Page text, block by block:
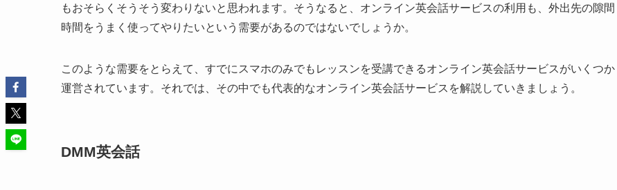
もおそらくそうそう変わりないと思われます。そうなると、オンライン英会話サービスの利用も、外出先の隙間
時間をうまく使ってやりたいという需要があるのではないでしょうか。
このような需要をとらえて、すでにスマホのみでもレッスンを受講できるオンライン英会話サービスがいくつか
運営されています。それでは、その中でも代表的なオンライン英会話サービスを解説していきましょう。
DMM英会話